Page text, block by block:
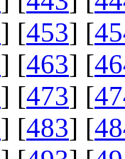
] [453] [
] [463] [
] [473] [
] [483] [